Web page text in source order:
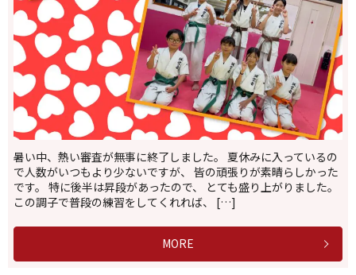
暑い中、熱い審査が無事に終了しました。 夏休みに入っているの
で人数がいつもより少ないですが、 皆の頑張りが素晴らしかった
です。 特に後半は昇段があったので、 とても盛り上がりました。
この調子で普段の練習をしてくれれば、 […]
MORE